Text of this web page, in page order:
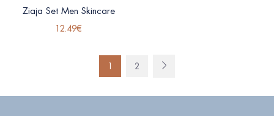
Ziaja Set Men Skincare
12.49€
1 2